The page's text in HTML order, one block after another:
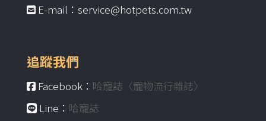
E-mail：service@hotpets.com.tw
追蹤我們
Facebook： 哈寵誌〈寵物流行雜誌〉
Line： 哈寵誌